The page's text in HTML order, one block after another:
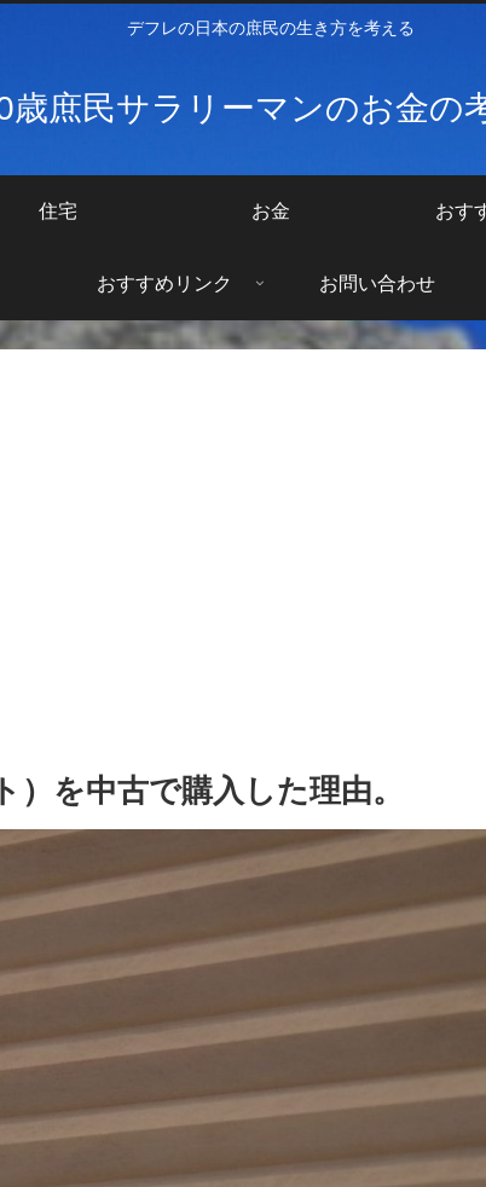
デフレの日本の庶民の生き方を考える
歳庶民サラリーマンのお金の
住宅 お金 おす
おすすめリンク お問い合わせ
を中古で購入した理由。